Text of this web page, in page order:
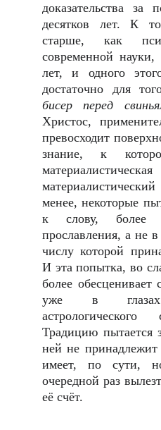
доказательства за
десятков лет. К
старше, как
современной науки,
лет, и одного
достаточно для
бисер перед
Христос,
превосходит
знание, к
менее, некоторые
к слову, более
прославления, а не
числу которой
И эта попытка, во
более обесценивает
уже в глазах
Традицию пытается
ней не
имеет, по сути,
очередной раз
её счёт.